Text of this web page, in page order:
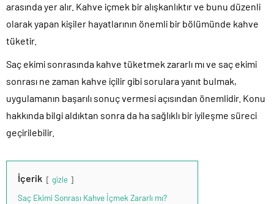
arasında yer alır. Kahve içmek bir alışkanlıktır ve bunu düzenli
olarak yapan kişiler hayatlarının önemli bir bölümünde kahve
tüketir.
Saç ekimi sonrasında kahve tüketmek zararlı mı ve saç ekimi
sonrası ne zaman kahve içilir gibi sorulara yanıt bulmak,
uygulamanın başarılı sonuç vermesi açısından önemlidir. Konu
hakkında bilgi aldıktan sonra da ha sağlıklı bir iyileşme süreci
geçirilebilir.
İçerik gizle
Saç Ekimi Sonrası Kahve İçmek Zararlı mı?